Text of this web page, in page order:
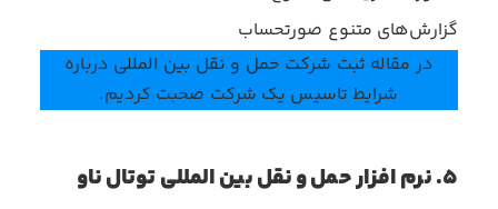
گزارش‌های متنوع صورتحساب
در مقاله ثبت شرکت حمل و نقل بین المللی درباره
شرایط تاسیس یک شرکت صحبت کردیم.
۵. نرم افزار حمل و نقل بین المللی توتال ناو